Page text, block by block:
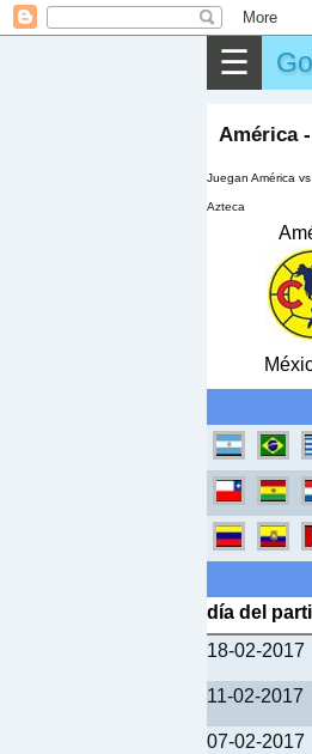
☰
América
Juegan América
Azteca
día del
18-02-2017
11-02-2017
07-02-2017